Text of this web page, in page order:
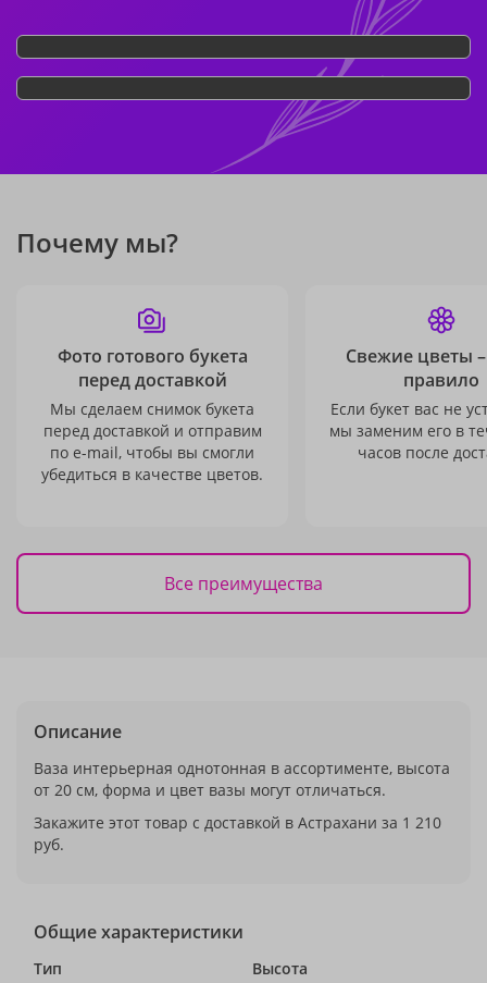
Почему мы?
Фото готового букета
перед доставкой
Мы сделаем снимок букета
перед доставкой и отправим
по e-mail, чтобы вы смогли
убедиться в качестве цветов.
Свежие цветы
правило
Если букет вас не
мы заменим его в
часов после
Все преимущества
Описание
Ваза интерьерная однотонная в ассортименте, высота
от 20 см, форма и цвет вазы могут отличаться.
Закажите этот товар с доставкой в Астрахани за 1 210
руб.
Общие характеристики
Тип
Высота